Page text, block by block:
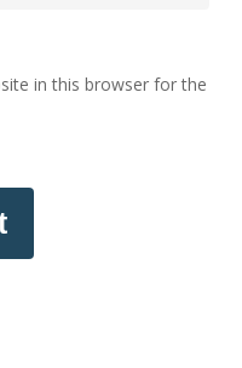
in this browser for the